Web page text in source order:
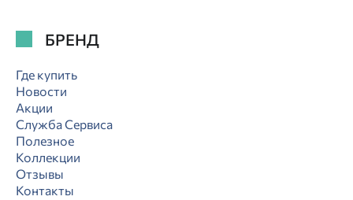
БРЕНД
Где купить
Новости
Акции
Служба Сервиса
Полезное
Коллекции
Отзывы
Контакты